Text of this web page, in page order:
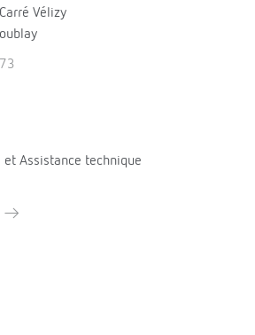
Vélizy
Assistance technique